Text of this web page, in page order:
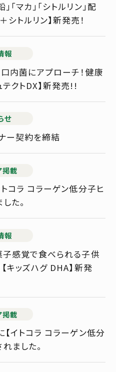
「マカ」「シトルリン」配
シトルリン】新発売！
報
内菌にアプローチ！健康
テクトDX】新発売!!
せ
ナー契約を締結
掲載
トコラ コラーゲン低分子ヒ
た。
報
子感覚で食べられる子供
キッズハグ DHA】新発
掲載
【イトコラ コラーゲン低分
ました。